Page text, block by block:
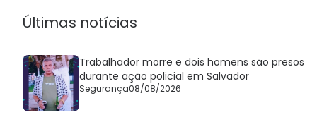
Últimas notícias
Trabalhador morre e dois homens são presos
durante ação policial em Salvador
Segurança08/08/2026